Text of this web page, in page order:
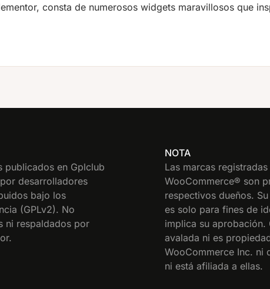
consta de numerosos widgets maravillosos que
publicados en Gplclub
desarrolladores
bajo los
(GPLv2). No
ni respaldados por
NOTA
Las marcas
WooCommerce® son
respectivos dueños.
es solo para fines de
implica su aprobación.
avalada ni es
WooCommerce Inc. ni
ni está afiliada a ellas.